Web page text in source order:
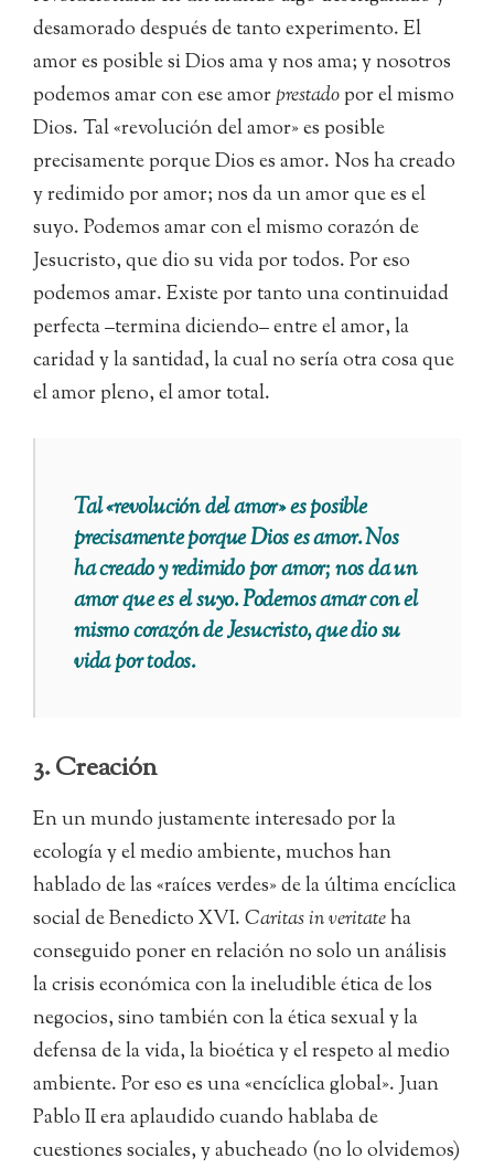
desamorado después de tanto experimento. El
amor es posible si Dios ama y nos ama; y nosotros
podemos amar con ese amorprestadopor el mismo
Dios. Tal «revolución del amor» es posible
precisamente porque Dios es amor. Nos ha creado
y redimido por amor; nos da un amor que es el
suyo. Podemos amar con el mismo corazón de
Jesucristo, que dio su vida por todos. Por eso
podemos amar. Existe por tanto una continuidad
perfecta –termina diciendo– entre el amor, la
caridad y la santidad, la cual no sería otra cosa que
el amor pleno, el amor total.
Tal «revolución del amor» es posible
precisamente porque Dios es amor. Nos
ha creado y redimido por amor; nos da un
amor que es el suyo. Podemos amar con el
mismo corazón de Jesucristo, que dio su
vida por todos.
3. Creación
En un mundo justamente interesado por la
ecología y el medio ambiente, muchos han
hablado de las «raíces verdes» de la última encíclica
social de Benedicto XVI.Caritas in veritateha
conseguido poner en relación no solo un análisis
la crisis económica con la ineludible ética de los
negocios, sino también con la ética sexual y la
defensa de la vida, la bioética y el respeto al medio
ambiente. Por eso es una «encíclica global». Juan
Pablo II era aplaudido cuando hablaba de
cuestiones sociales, y abucheado (no lo olvidemos)